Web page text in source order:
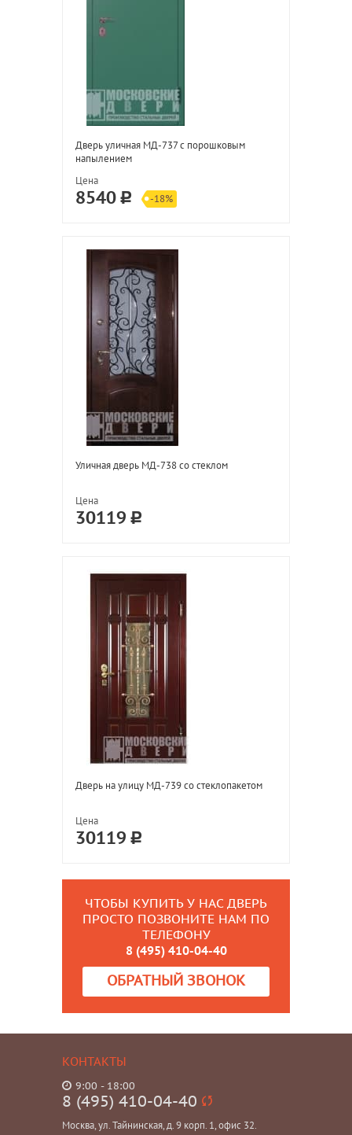
Дверь уличная МД-737 с порошковым
напылением
Цена
8540 -18%
Уличная дверь МД-738 со стеклом
Цена
30119
Дверь на улицу МД-739 со стеклопакетом
Цена
30119
ЧТОБЫ КУПИТЬ У НАС ДВЕРЬ
ПРОСТО ПОЗВОНИТЕ НАМ ПО
ТЕЛЕФОНУ
8 (495) 410-04-40
ОБРАТНЫЙ ЗВОНОК
КОНТАКТЫ
9:00 - 18:00
8 (495) 410-04-40
Москва, ул. Тайнинская, д. 9 корп. 1, офис 32.